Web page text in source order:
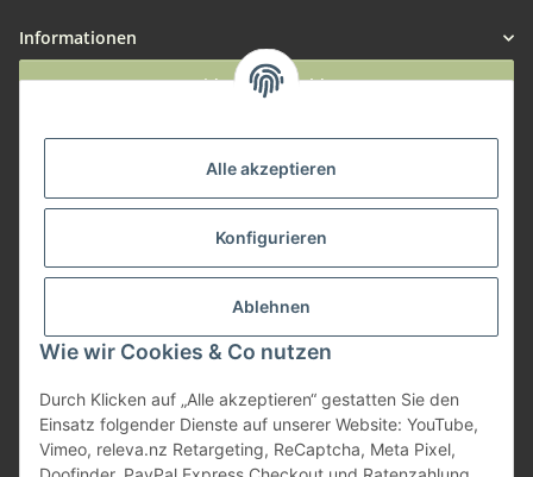
Alle akzeptieren
Konfigurieren
Ablehnen
Wie wir Cookies & Co nutzen
Durch Klicken auf „Alle akzeptieren“ gestatten Sie den
Einsatz folgender Dienste auf unserer Website: YouTube,
Vimeo, releva.nz Retargeting, ReCaptcha, Meta Pixel,
Informationen
Widerruf anmelden
Herstellerinformationen